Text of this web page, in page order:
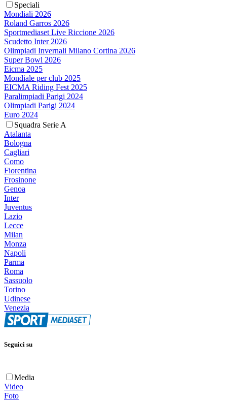
Speciali
Mondiali 2026
Roland Garros 2026
Sportmediaset Live Riccione 2026
Scudetto Inter 2026
Olimpiadi Invernali Milano Cortina 2026
Super Bowl 2026
Eicma 2025
Mondiale per club 2025
EICMA Riding Fest 2025
Paralimpiadi Parigi 2024
Olimpiadi Parigi 2024
Euro 2024
Squadra Serie A
Atalanta
Bologna
Cagliari
Como
Fiorentina
Frosinone
Genoa
Inter
Juventus
Lazio
Lecce
Milan
Monza
Napoli
Parma
Roma
Sassuolo
Torino
Udinese
Venezia
Seguici su
Media
Video
Foto